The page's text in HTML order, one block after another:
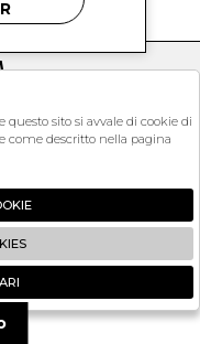
by
sito si avvale di cookie di
come descritto nella pagina